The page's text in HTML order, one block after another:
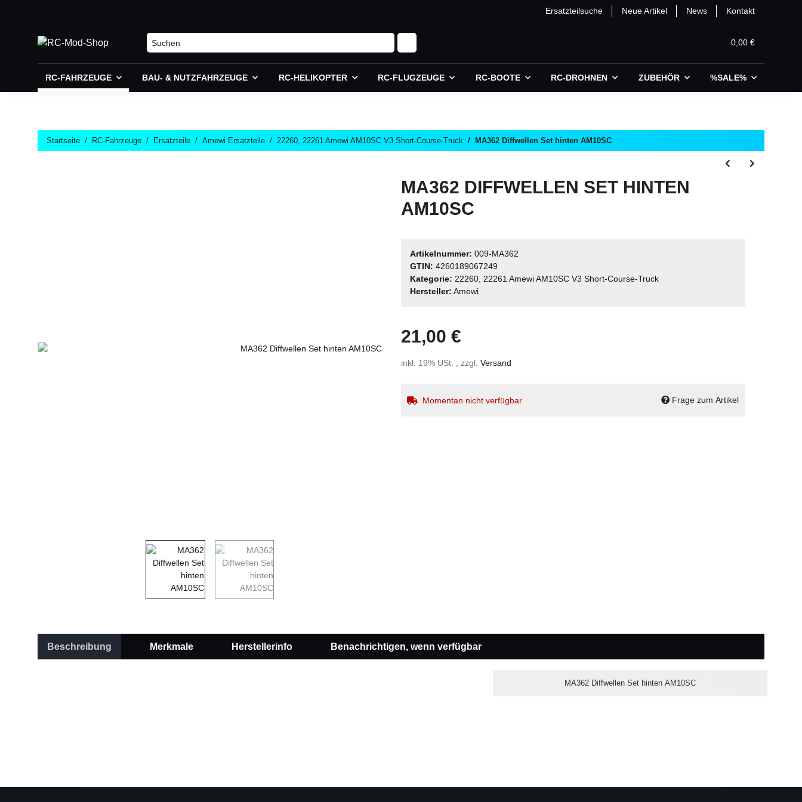
Ersatzteilsuche Neue Artikel News Kontakt
0,00 €
RC-FAHRZEUGE BAU- & NUTZFAHRZEUGE RC-HELIKOPTER RC-FLUGZEUGE RC-BOOTE RC-DROHNEN ZUBEHÖR %SALE%
Startseite RC-Fahrzeuge Ersatzteile Amewi Ersatzteile 22260, 22261 Amewi AM10SC V3 Short-Course-Truck MA362 Diffwellen Set hinten AM10SC
MA362 DIFFWELLEN SET HINTEN
AM10SC
Artikelnummer: 009-MA362
GTIN: 4260189067249
Kategorie: 22260, 22261 Amewi AM10SC V3 Short-Course-Truck
Hersteller: Amewi
21,00 €
inkl. 19% USt. , zzgl. Versand
Momentan nicht verfügbar Frage zum Artikel
Beschreibung Merkmale Herstellerinfo Benachrichtigen, wenn verfügbar
MA362 Diffwellen Set hinten AM10SC